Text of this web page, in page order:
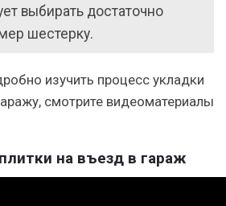
выбирать достаточно
шестерку.
изучить процесс укладки
смотрите видеоматериалы
на въезд в гараж